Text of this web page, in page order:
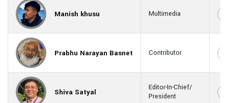
Manish khusu Multimedia
Prabhu Narayan Basnet Contributor
Shiva Satyal
Editor-In-Chief/
President